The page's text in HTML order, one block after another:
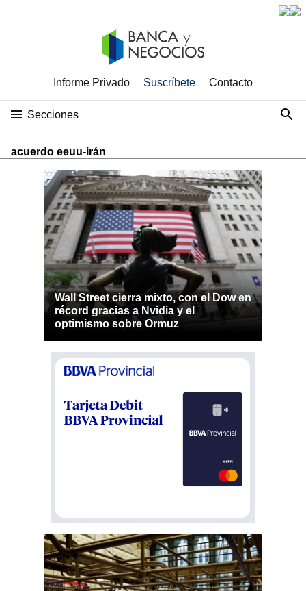
Informe Privado Suscríbete Contacto
Secciones
acuerdo eeuu-irán
Wall Street cierra mixto, con el Dow en
récord gracias a Nvidia y el
optimismo sobre Ormuz